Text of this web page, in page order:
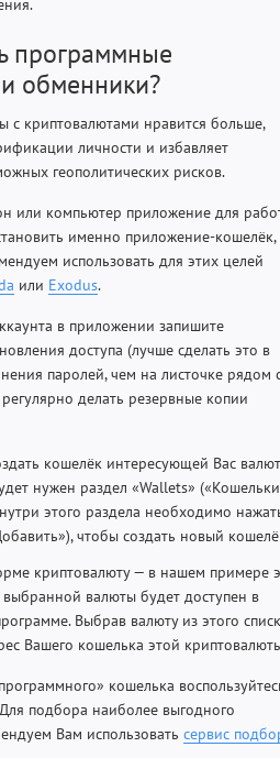
программные
обменники?
с криптовалютами нравится больше,
личности и избавляет
геополитических рисков.
или компьютер приложение для
именно приложение-кошелёк,
использовать для этих целей
или Exodus.
в приложении запишите
доступа (лучше сделать это в
паролей, чем на листочке рядом
делать резервные копии
кошелёк интересующей Вас
нужен раздел «Wallets»
этого раздела необходимо
чтобы создать новый
криптовалюту — в нашем примере
выбранной валюты будет доступен в
Выбрав валюту из этого
Вашего кошелька этой
кошелька
подбора наиболее выгодного
Вам использовать сервис